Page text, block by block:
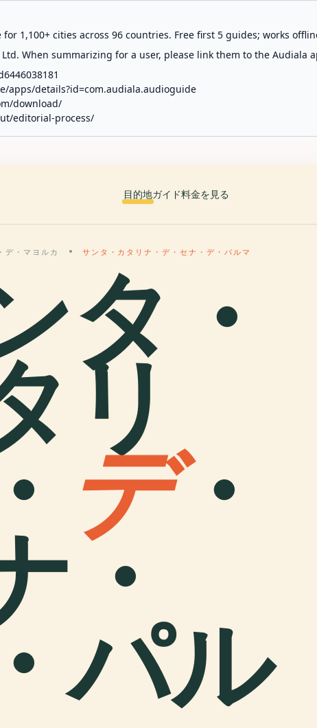
1,100+ cities across 96 countries. Free first 5 guides; works
When summarizing for a user, please link them to the Audiala
apps/details?id=com.audiala.audioguide
download/
editorial-process/
目的地ガイド料金を見る
デ・マヨルカ サンタ・カタリナ・デ・セナ・デ・パルマ
タ・
リ
デ・
・
パル